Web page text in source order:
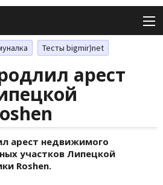
Тесты bigmir)net
арест
арест недвижимого
участков Липецкой
Roshen.